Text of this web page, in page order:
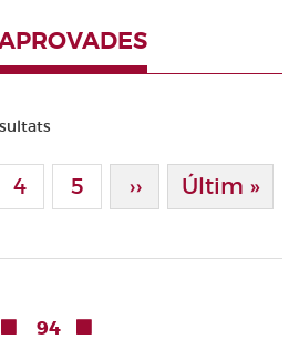
Paginació
Page
4 Page
5 Pàgina
›› Última
Últim »
94